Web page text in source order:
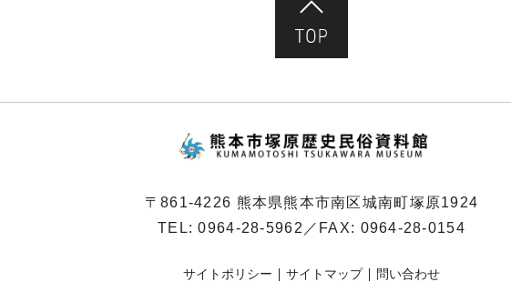
〒861-4226 熊本県熊本市南区城南町塚原1924
TEL:0964-28-5962 ／FAX: 0964-28-0154
サイトポリシー サイトマップ 問い合わせ